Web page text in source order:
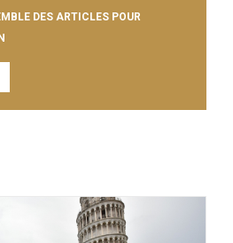
DES ARTICLES POUR